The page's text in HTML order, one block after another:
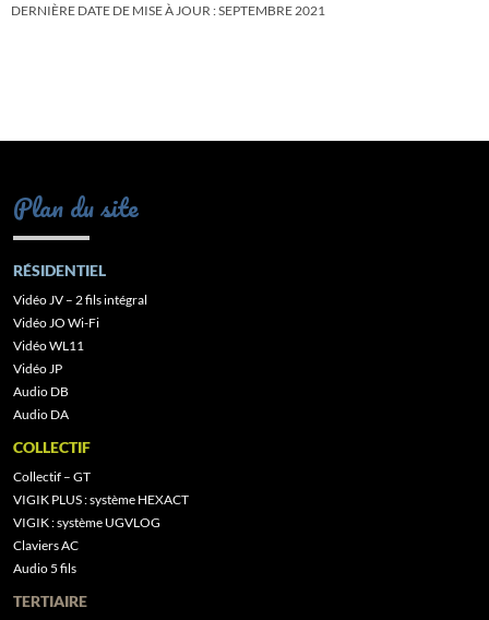
DERNIÈRE DATE DE MISE À JOUR : SEPTEMBRE 2021
Plan du site
RÉSIDENTIEL
Vidéo JV – 2 fils intégral
Vidéo JO Wi-Fi
Vidéo WL11
Vidéo JP
Audio DB
Audio DA
COLLECTIF
Collectif – GT
VIGIK PLUS : système HEXACT
VIGIK : système UGVLOG
Claviers AC
Audio 5 fils
TERTIAIRE